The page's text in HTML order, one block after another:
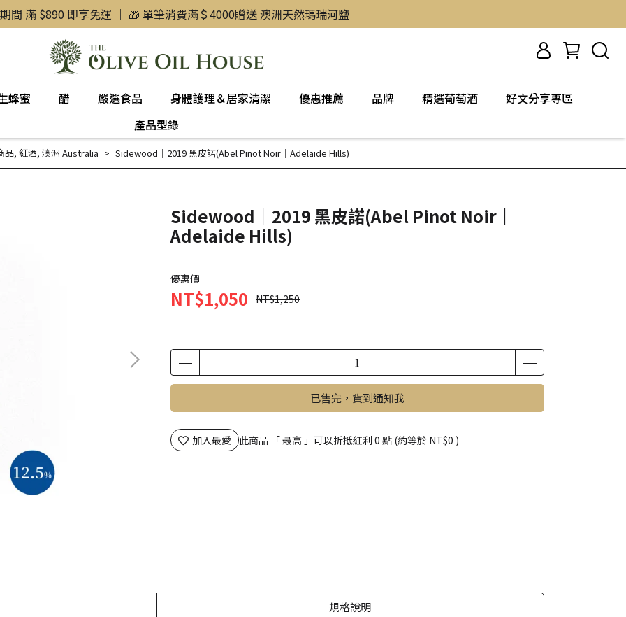
間 滿 $890 即享免運 ｜ 🎁 單筆消費滿＄4000贈送 澳洲天然瑪瑞河鹽
蜂蜜 醋 嚴選食品 身體護理＆居家清潔 優惠推薦 品牌 精選葡萄酒
好文分享專區
產品型錄
品, 紅酒, 澳洲 Australia Sidewood｜2019 黑皮諾(Abel Pinot Noir｜Adelaide Hills)
Sidewood｜2019 黑皮諾(Abel Pinot Noir｜
Adelaide Hills)
優惠價
NT$1,050 NT$1,250
已售完，貨到通知我
加入最愛 此商品 「 最高 」可以折抵紅利 0 點 (約等於 NT$0 )
規格說明